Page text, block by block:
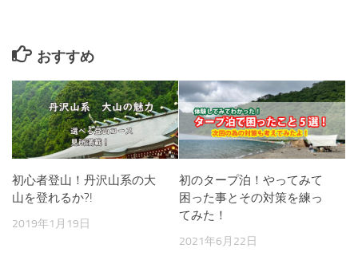
おすすめ
初心者登山！丹沢山系の大
山を登れるか?!
2019年1月19日
初のタープ泊！やってみて
困った事とその対策を練っ
てみた！
2021年6月22日